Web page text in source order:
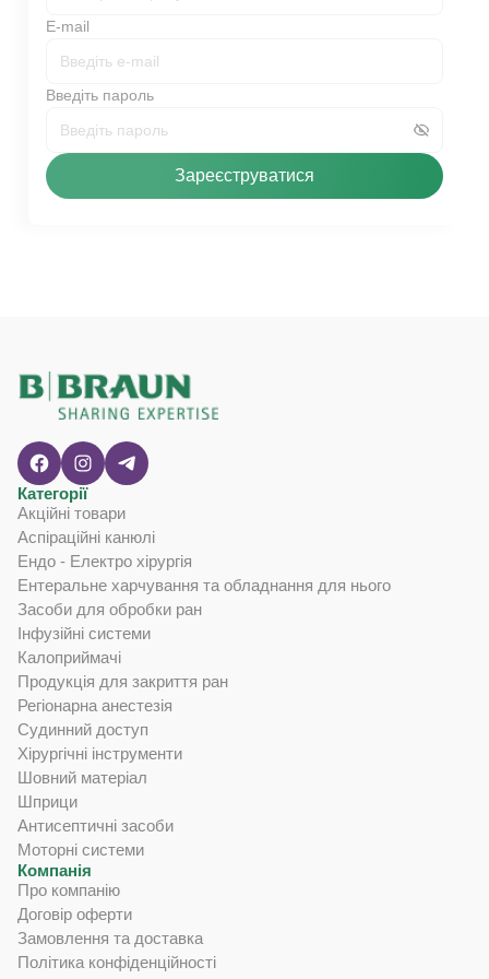
E-mail
Введіть пароль
Зареєструватися
Категорії
Акційні товари
Аспіраційні канюлі
Ендо - Електро хірургія
Ентеральне харчування та обладнання для нього
Засоби для обробки ран
Інфузійні системи
Калоприймачі
Продукція для закриття ран
Регіонарна анестезія
Судинний доступ
Хірургічні інструменти
Шовний матеріал
Шприци
Антисептичні засоби
Моторні системи
Компанія
Про компанію
Договір оферти
Замовлення та доставка
Політика конфіденційності